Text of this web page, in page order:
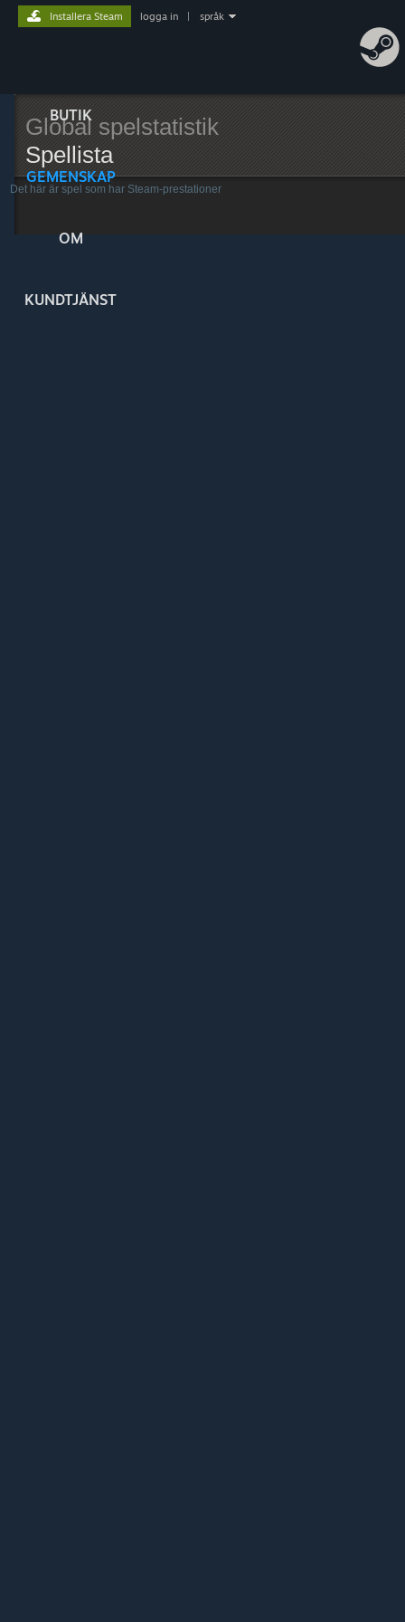
BUTIK
GEMENSKAP
OM
KUNDTJÄNST
Installera Steam logga in språk
Global spelstatistik
Spellista
Det här är spel som har Steam-prestationer